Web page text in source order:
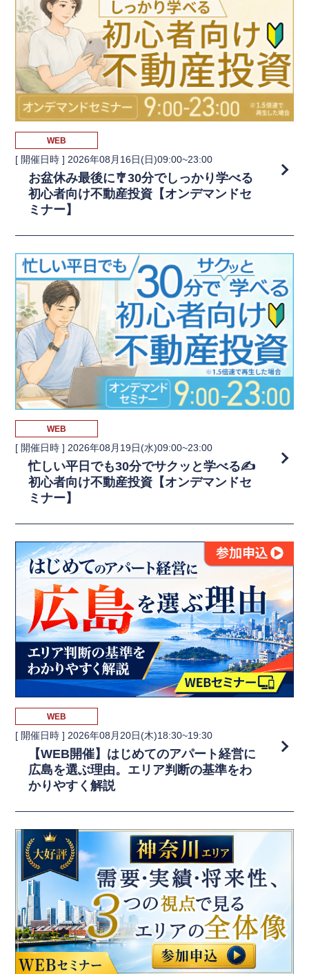
WEB
[ 開催日時 ] 2026年08月16日(日)09:00~23:00
お盆休み最後に🎐30分でしっかり学べる
初心者向け不動産投資【オンデマンドセ
ミナー】
WEB
[ 開催日時 ] 2026年08月19日(水)09:00~23:00
忙しい平日でも30分でサクッと学べる✍️
初心者向け不動産投資【オンデマンドセ
ミナー】
WEB
[ 開催日時 ] 2026年08月20日(木)18:30~19:30
【WEB開催】はじめてのアパート経営に
広島を選ぶ理由。エリア判断の基準をわ
かりやすく解説